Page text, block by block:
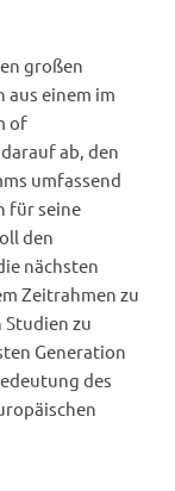
großen
einem im
of
ab, den
umfassend
für seine
den
nächsten
Zeitrahmen zu
zu
Generation
des